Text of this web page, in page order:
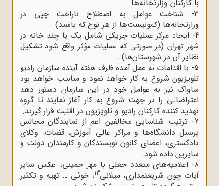
با کارکنان وزارتخانه‌ها
3- شناخت عوامل به اصطلاح ناراحت چپی در
وزارتخانه‌ها (کمونیست‌ها از هر نوع که باشند)
4- ایجاد مرکز عملیات چریکی شامل یک یا چند خانه در
شهر تهران (در صورتی که عملیات مؤثر واقع شود تشکیل
نظایر آن در شهرستان‌ها)…
5- با اقدامات به عمل آمده ظرف هفته آینده سازمان رادیو
تلویزیون شروع به کار خواهد نمود و مناسب خواهد بود
ساواک نیز به عوامل خود در این سازمان دستور دهد
اعتراضاتی را در جهت شروع به کار آغاز نمایند تا گروه
تهدید کننده کارکنان رادیو و تلویزیون در اقلیت قرار گیرند.
7- ترتیب شناسایی مخالفین اعم از نمایندگان مجالس
پرسنل دانشگاه‌ها و مراکز عالی آموزش، قضات، وکلای
دادگستری، اعضای کانون نویسندگان و کارمندان دولت و
سایرین داده شود.
8- اعلامیه‌های متعدد جعلی با مهر خمینی، عکس سایر
آیات چون شریعتمداری، میلانی13، خوئی … تهیه و تکثیر